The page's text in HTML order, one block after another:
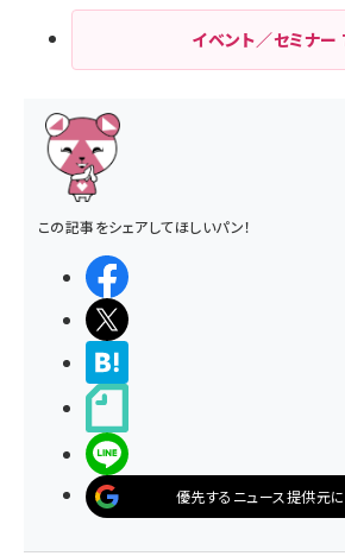
イベント／セミナー
この記事をシェアしてほしいパン！
優先するニュース提供元